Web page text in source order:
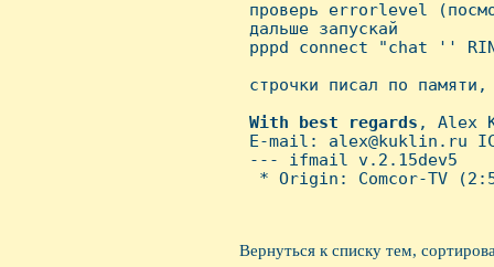
проверь errorlevel
дальше запускай
pppd connect "chat '' RING
строчки писал по памяти,
With
best regards , Alex
E-mail: alex@kuklin.ru
--- ifmail v.2.15dev5
* Origin: Comcor-TV
Вернуться к списку тем,